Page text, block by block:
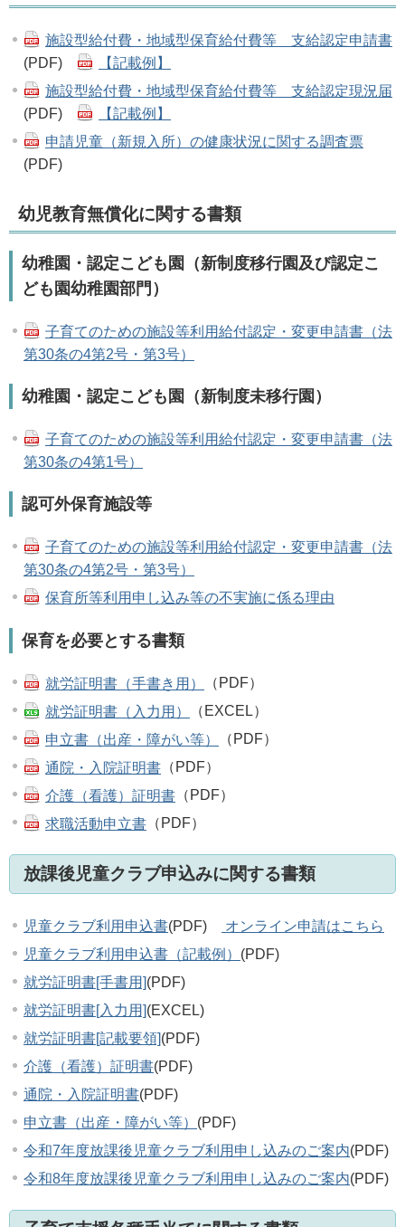
施設型給付費・地域型保育給付費等 支給認定申請書
(PDF)
【記載例】
施設型給付費・地域型保育給付費等 支給認定現況届
(PDF)
【記載例】
申請児童（新規入所）の健康状況に関する調査票
(PDF)
幼児教育無償化に関する書類
幼稚園・認定こども園（新制度移行園及び認定こ
ども園幼稚園部門）
子育てのための施設等利用給付認定・変更申請書（法
第30条の4第2号・第3号）
幼稚園・認定こども園（新制度未移行園）
子育てのための施設等利用給付認定・変更申請書（法
第30条の4第1号）
認可外保育施設等
子育てのための施設等利用給付認定・変更申請書（法
第30条の4第2号・第3号）
保育所等利用申し込み等の不実施に係る理由
保育を必要とする書類
就労証明書（手書き用）
（PDF）
就労証明書（入力用）
（EXCEL）
申立書（出産・障がい等）
（PDF）
通院・入院証明書 （PDF）
介護（看護）証明書 （PDF）
求職活動申立書 （PDF）
放課後児童クラブ申込みに関する書類
児童クラブ利用申込書(PDF)
オンライン申請はこちら
児童クラブ利用申込書（記載例） (PDF)
就労証明書[手書用](PDF)
就労証明書[入力用](EXCEL)
就労証明書[記載要領](PDF)
介護（看護）証明書(PDF)
通院・入院証明書(PDF)
申立書（出産・障がい等） (PDF)
令和7年度放課後児童クラブ利用申し込みのご案内(PDF)
令和8年度放課後児童クラブ利用申し込みのご案内(PDF)